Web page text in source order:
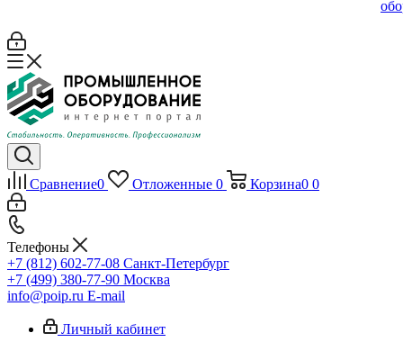
Сравнение0 Отложенные 0 Корзина0 0
Телефоны
+7 (812) 602-77-08 Санкт-Петербург
+7 (499) 380-77-90 Москва
info@poip.ru E-mail
Личный кабинет